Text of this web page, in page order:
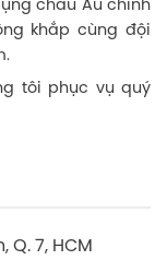
châu Âu chính
khắp cùng đội
tôi phục vụ quý
Q. 7, HCM